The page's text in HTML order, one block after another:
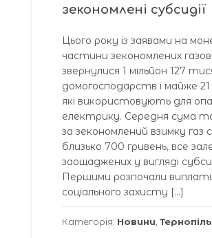
зекономлені субсидії
Цього року із заявами на
частини зекономлених
звернулися 1 мільйон 127
домогосподарств і майже
які використовують для
електрику. Середня сума
за зекономлений взимку
близько 700 гривень, все
заощаджених у вигляді
Першими розпочали
соціального захисту […]
Категорія: Новини Тернопіль